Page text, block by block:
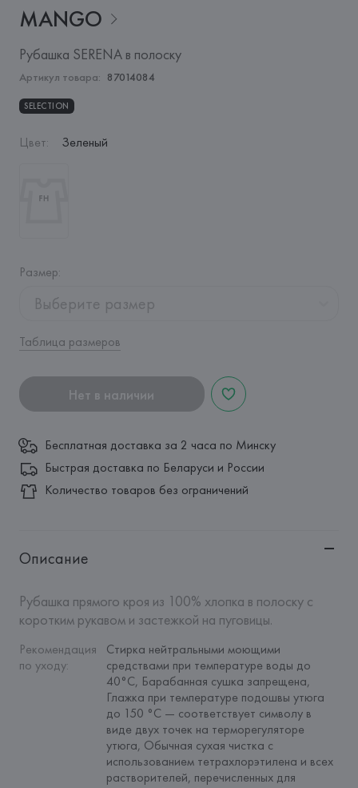
MANGO
Рубашка SERENA в полоску
Артикул товара: 87014084
SELECTION
Цвет: Зеленый
Размер:
Выберите размер
Таблица размеров
Нет в наличии
Бесплатная доставка за 2 часа по Минску
Быстрая доставка по Беларуси и России
Количество товаров без ограничений
Описание
Рубашка прямого кроя из 100% хлопка в полоску с
коротким рукавом и застежкой на пуговицы.
Рекомендация
по уходу:
Cтирка нейтральными моющими
средствами при температуре воды до
40°С, Барабанная сушка запрещена,
Глажка при температуре подошвы утюга
до 150 °C — соответствует символу в
виде двух точек на терморегуляторе
утюга, Обычная сухая чистка с
использованием тетрахлорэтилена и всех
растворителей, перечисленных для